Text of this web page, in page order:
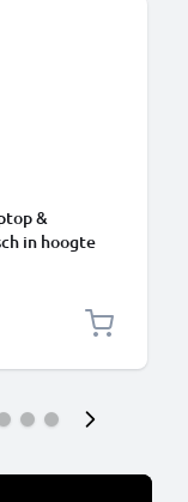
&
in hoogte